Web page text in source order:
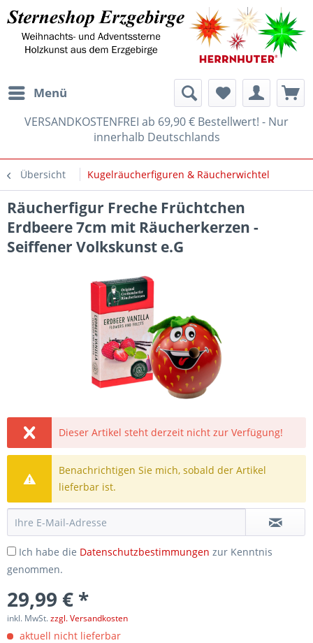
Menü
VERSANDKOSTENFREI ab 69,90 € Bestellwert! - Nur
innerhalb Deutschlands
Übersicht Kugelräucherfiguren & Räucherwichtel
Räucherfigur Freche Früchtchen
Erdbeere 7cm mit Räucherkerzen -
Seiffener Volkskunst e.G
Dieser Artikel steht derzeit nicht zur Verfügung!
Benachrichtigen Sie mich, sobald der Artikel
lieferbar ist.
Ich habe die Datenschutzbestimmungen zur Kenntnis
genommen.
29,99 € *
inkl. MwSt.zzgl. Versandkosten
aktuell nicht lieferbar